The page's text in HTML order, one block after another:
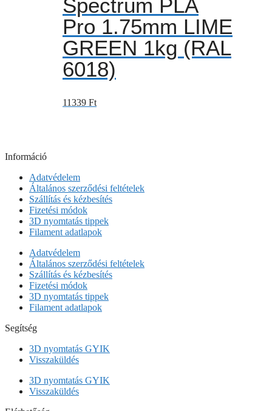
Spectrum PLA
Pro 1.75mm LIME
GREEN 1kg (RAL
6018)
11339 Ft
Információ
Adatvédelem
Általános szerződési feltételek
Szállítás és kézbesítés
Fizetési módok
3D nyomtatás tippek
Filament adatlapok
Adatvédelem
Általános szerződési feltételek
Szállítás és kézbesítés
Fizetési módok
3D nyomtatás tippek
Filament adatlapok
Segítség
3D nyomtatás GYIK
Visszaküldés
3D nyomtatás GYIK
Visszaküldés